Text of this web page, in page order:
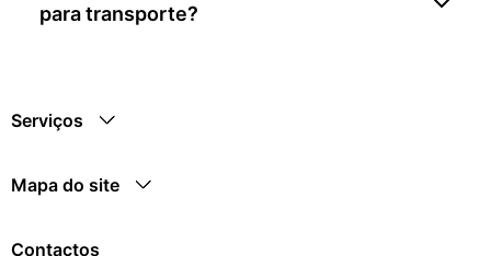
para transporte?
Serviços
Mapa do site
Contactos